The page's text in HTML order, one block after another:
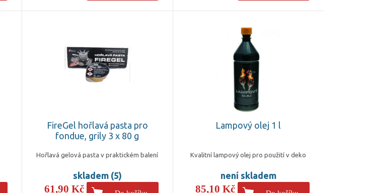
FireGel hořlavá pasta pro
fondue, grily 3 x 80 g
Hořlavá gelová pasta v praktickém balení
skladem (5)
61,90 Kč
Lampový olej 1 l
Kvalitní lampový olej pro použití v deko
není skladem
85,10 Kč